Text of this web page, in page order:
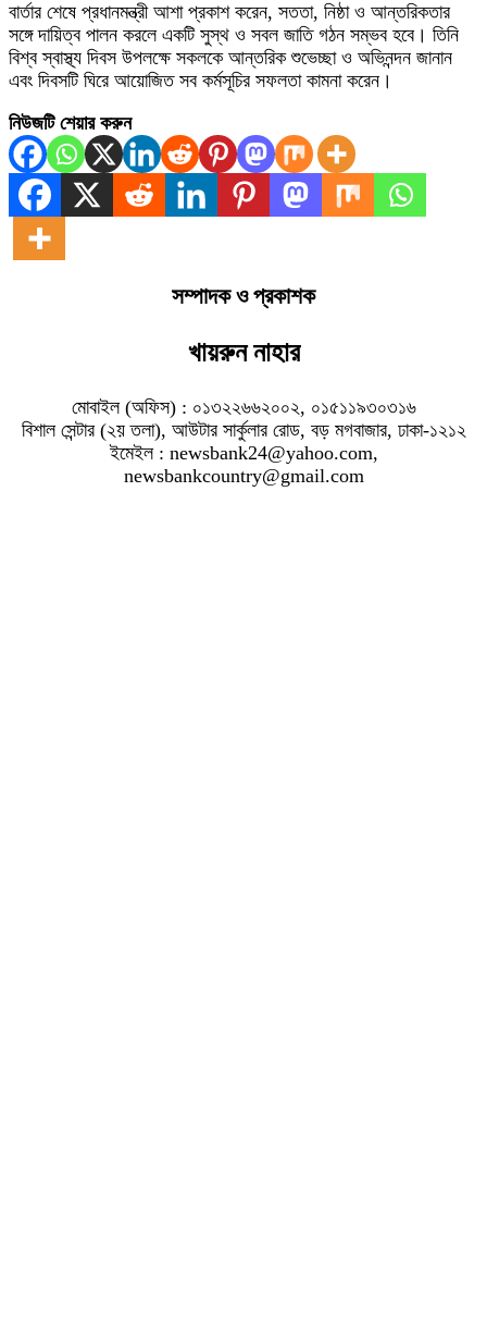
বার্তার শেষে প্রধানমন্ত্রী আশা প্রকাশ করেন, সততা, নিষ্ঠা ও আন্তরিকতার
সঙ্গে দায়িত্ব পালন করলে একটি সুস্থ ও সবল জাতি গঠন সম্ভব হবে। তিনি
বিশ্ব স্বাস্থ্য দিবস উপলক্ষে সকলকে আন্তরিক শুভেচ্ছা ও অভিনন্দন জানান
এবং দিবসটি ঘিরে আয়োজিত সব কর্মসূচির সফলতা কামনা করেন।
নিউজটি শেয়ার করুন
সম্পাদক ও প্রকাশক
খায়রুন নাহার
মোবাইল (অফিস) : ০১৩২২৬৬২০০২, ০১৫১১৯৩০৩১৬
বিশাল সেন্টার (২য় তলা), আউটার সার্কুলার রোড, বড় মগবাজার, ঢাকা-১২১২
ইমেইল : newsbank24@yahoo.com,
newsbankcountry@gmail.com